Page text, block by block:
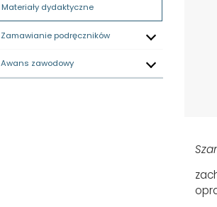
Materiały dydaktyczne
Zamawianie podręczników
Awans zawodowy